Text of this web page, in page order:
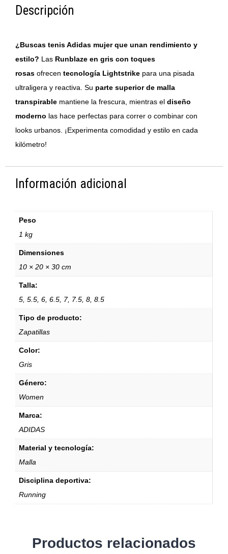
Descripción
¿Buscas tenis Adidas mujer que unan rendimiento y
estilo? Las Runblaze en gris con toques
rosas ofrecen tecnología Lightstrike para una pisada
ultraligera y reactiva. Su parte superior de malla
transpirable mantiene la frescura, mientras el diseño
moderno las hace perfectas para correr o combinar con
looks urbanos. ¡Experimenta comodidad y estilo en cada
kilómetro!
Información adicional
Peso
1 kg
Dimensiones
10 × 20 × 30 cm
Talla:
5, 5.5, 6, 6.5, 7, 7.5, 8, 8.5
Tipo de producto:
Zapatillas
Color:
Gris
Género:
Women
Marca:
ADIDAS
Material y tecnología:
Malla
Disciplina deportiva:
Running
Productos relacionados